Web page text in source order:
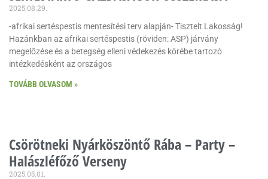
2025.08.29.
-afrikai sertéspestis mentesítési terv alapján- Tisztelt Lakosság!
Hazánkban az afrikai sertéspestis (röviden: ASP) járvány
megelőzése és a betegség elleni védekezés körébe tartozó
intézkedésként az országos
TOVÁBB OLVASOM »
Csörötneki Nyárköszöntő Rába – Party –
Halászléfőző Verseny
2025.05.01.